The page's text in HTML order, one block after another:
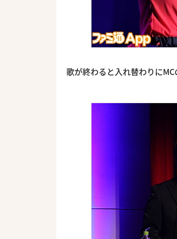
歌が終わると入れ替わりに